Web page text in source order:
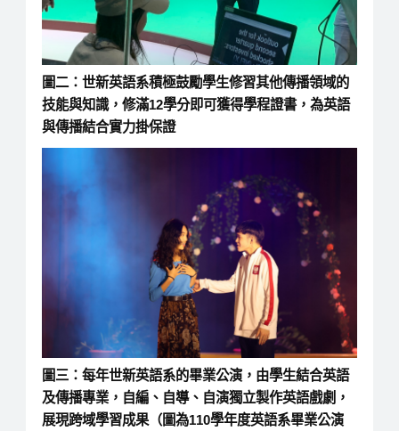
圖二：世新英語系積極鼓勵學生修習其他傳播領域的
技能與知識，修滿12學分即可獲得學程證書，為英語
與傳播結合實力掛保證
圖三：每年世新英語系的畢業公演，由學生結合英語
及傳播專業，自編、自導、自演獨立製作英語戲劇，
展現跨域學習成果（圖為110學年度英語系畢業公演